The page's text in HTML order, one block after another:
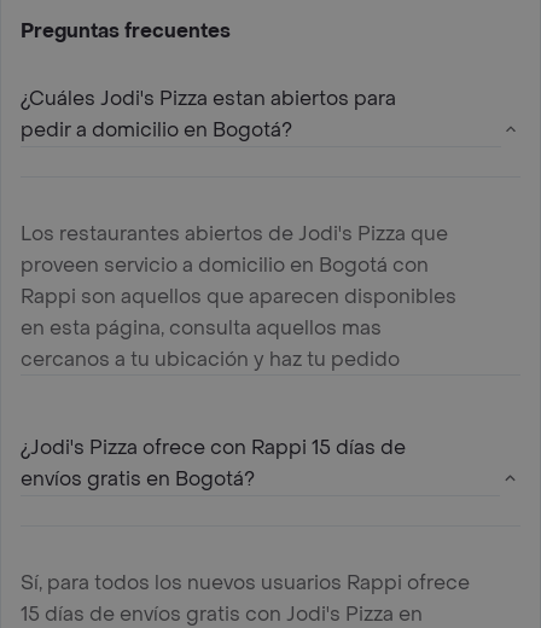
Preguntas frecuentes
¿Cuáles Jodi's Pizza estan abiertos para
pedir a domicilio en Bogotá?
Los restaurantes abiertos de Jodi's Pizza que
proveen servicio a domicilio en Bogotá con
Rappi son aquellos que aparecen disponibles
en esta página, consulta aquellos mas
cercanos a tu ubicación y haz tu pedido
¿Jodi's Pizza ofrece con Rappi 15 días de
envíos gratis en Bogotá?
Sí, para todos los nuevos usuarios Rappi ofrece
15 días de envíos gratis con Jodi's Pizza en